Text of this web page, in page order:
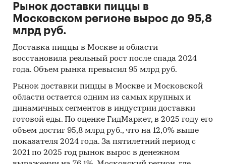
NPV
тыс.
руб.
PI
IRR % ***
Дисконтированный срок
окупаемости
мес. ***
Выдержки из исследования
Общий обзор рынка жилой недвижимости
Московской области
Рынок доставки пиццы в
Московском регионе вырос до 95,8
млрд руб.
Доставка пиццы в Москве и области
восстановила реальный рост после спада 2024
года. Объем рынка превысил 95 млрд руб.
Рынок доставки пиццы в Москве и Московской
области остается одним из самых крупных и
динамичных сегментов в индустрии доставки
готовой еды. По оценке ГидМаркет, в 2025 году его
объем достиг 95,8 млрд руб., что на 12,0% выше
показателя 2024 года. За пятилетний период с
2021 по 2025 год рынок вырос в денежном